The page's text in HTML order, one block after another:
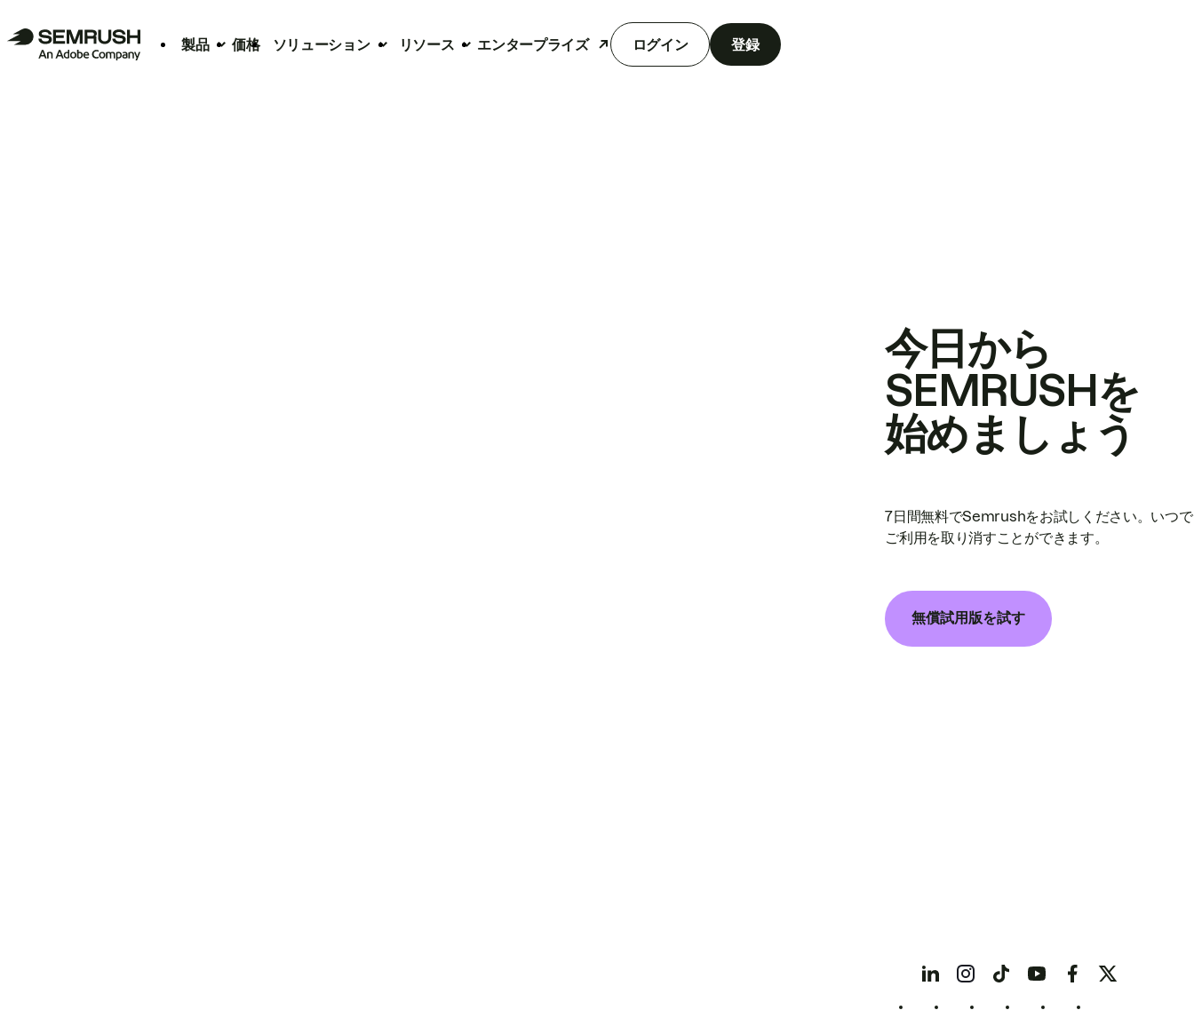
製品 価格 ソリューション リソース エンタープライズ ログイン 登録
今日から
SEMRUSHを
始めましょう
7日間無料でSemrushをお試しください。いつ
ご利用を取り消すことができます。
無償試用版を試す